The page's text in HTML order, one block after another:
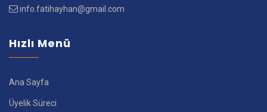
info.fatihayhan@gmail.com
Hızlı Menü
Ana Sayfa
Üyelik Süreci